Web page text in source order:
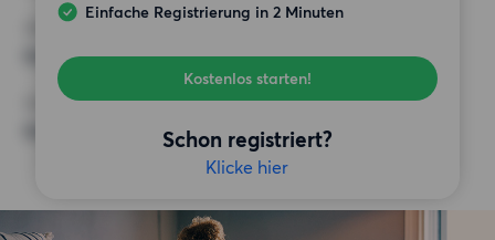
Einfache Registrierung in 2 Minuten
Kostenlos starten!
Schon registriert?
Klicke hier
Keine besonderen Anforderungen
SONSTIGE PRÄFERENZEN
Keine bestimmten Präferenzen